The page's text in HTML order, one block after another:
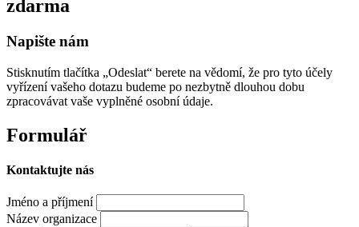
zdarma
Napište nám
Stisknutím tlačítka „Odeslat“ berete na vědomí, že pro tyto účely
vyřízení vašeho dotazu budeme po nezbytně dlouhou dobu
zpracovávat vaše vyplněné osobní údaje.
Formulář
Kontaktujte nás
Jméno a příjmení
Název organizace